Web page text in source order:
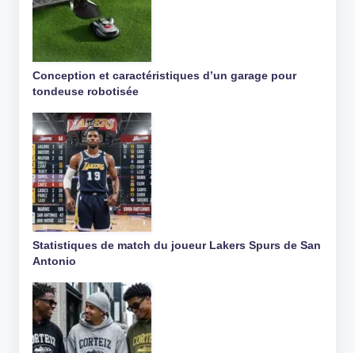
Conception et caractéristiques d’un garage pour
tondeuse robotisée
Statistiques de match du joueur Lakers Spurs de San
Antonio